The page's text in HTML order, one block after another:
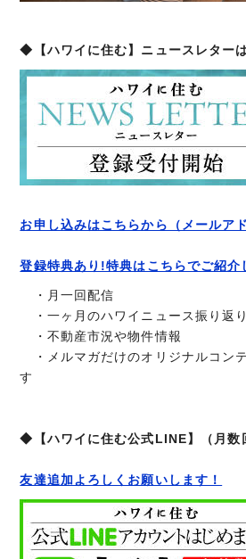
◆【ハワイに住む】ニュースレター
お申し込みはこちらから（メールア
登録特典あり!特典はこちらでご紹介
・月一回配信
・一ヶ月のハワイニュース振り返り
・不動産市況や物件情報
・メルマガだけのオリジナルコン
す
◆【ハワイに住む公式LINE】（月数
友達追加よろしくお願いします！